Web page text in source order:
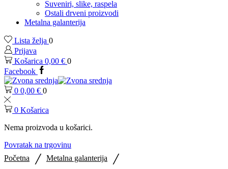
Suveniri, slike, raspela
Ostali drveni proizvodi
Metalna galanterija
Lista želja 0
Prijava
Košarica 0,00 € 0
Facebook
0 0,00 € 0
0 Košarica
Nema proizvoda u košarici.
Povratak na trgovinu
Početna / Metalna galanterija /